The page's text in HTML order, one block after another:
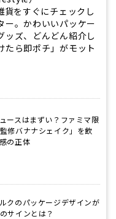
貨をすぐにチェックし
ー。かわいいパッケー
ッズ、どんどん紹介し
たら即ポチ」がモット
ースはまずい？ファミマ限
修バナナシェイク」を飲
の正体
クのパッケージデザインが
サインとは？